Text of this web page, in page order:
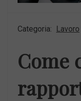
Categoria: Lavoro
Come